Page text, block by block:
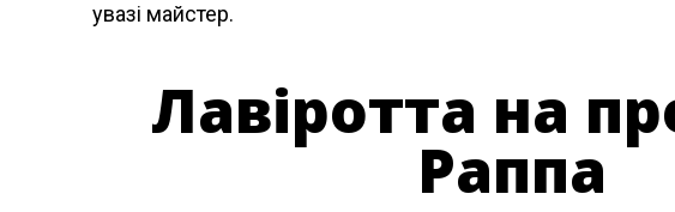
увазі майстер.
Лавіротта на
Раппа